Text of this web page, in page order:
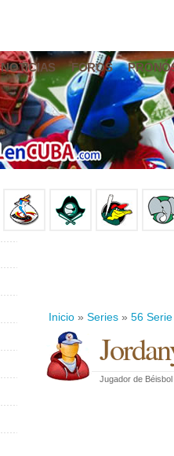
NOTICIAS FOROS
Inicio » Series » 56
Jugador de Béisbol